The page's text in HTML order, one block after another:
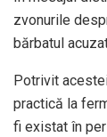
zvonurile
bărbatul
Potrivit
practică la
fi existat în